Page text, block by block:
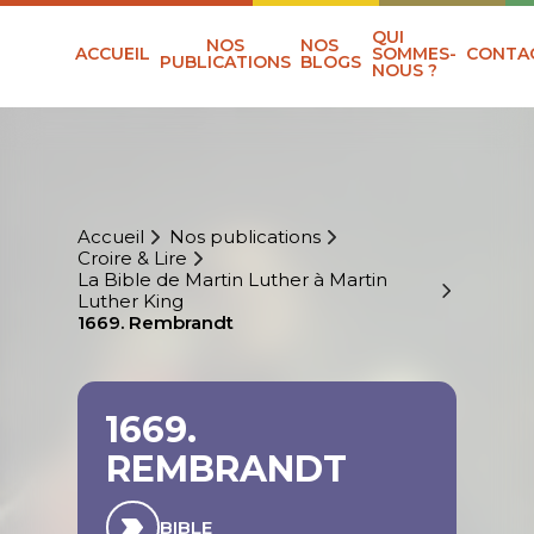
ACCUEIL NOS
PUBLICATIONS
NOS
BLOGS
QUI
SOMMES-
NOUS ?
Accueil
Nos publications
Croire & Lire
La Bible de Martin Luther à Martin
Luther King
1669. Rembrandt
1669.
REMBRANDT
BIBLE